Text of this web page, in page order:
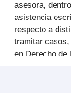
asesora,
asistencia
respecto a
tramitar casos,
en Derecho de